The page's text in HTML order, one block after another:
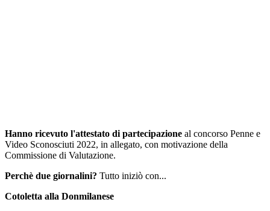
Hanno ricevuto l'attestato di partecipazione al concorso Penne e
Video Sconosciuti 2022, in allegato, con motivazione della
Commissione di Valutazione.
Perchè due giornalini? Tutto iniziò con...
Cotoletta alla Donmilanese